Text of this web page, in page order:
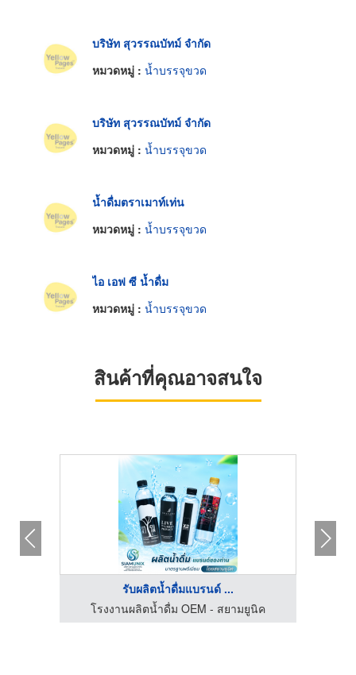
บริษัท สุวรรณบัทม์ จำกัด
หมวดหมู่ : น้ำบรรจุขวด
บริษัท สุวรรณบัทม์ จำกัด
หมวดหมู่ : น้ำบรรจุขวด
น้ำดื่มตราเมาท์เท่น
หมวดหมู่ : น้ำบรรจุขวด
ไอ เอฟ ซี น้ำดื่ม
หมวดหมู่ : น้ำบรรจุขวด
สินค้าที่คุณอาจสนใจ
รับผลิตน้ำดื่มแบรนด์ ...
โรงงานผลิตน้ำดื่ม OEM - สยามยูนิค